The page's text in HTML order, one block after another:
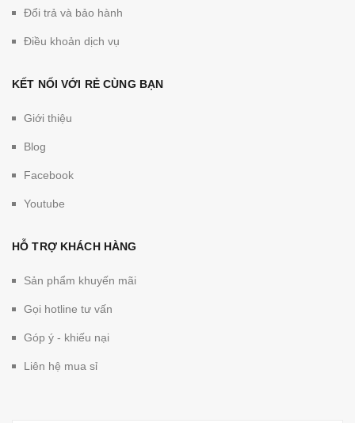
Đổi trả và bảo hành
Điều khoản dịch vụ
KẾT NỐI VỚI RẺ CÙNG BẠN
Giới thiệu
Blog
Facebook
Youtube
HỖ TRỢ KHÁCH HÀNG
Sản phẩm khuyến mãi
Gọi hotline tư vấn
Góp ý - khiếu nại
Liên hệ mua sỉ